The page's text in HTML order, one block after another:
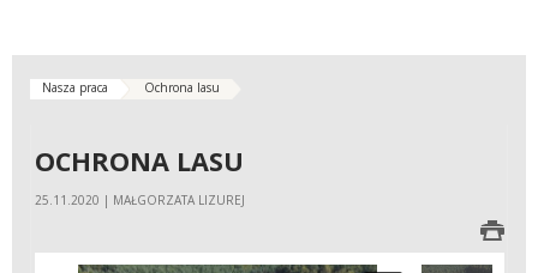
Nasza praca Ochrona lasu
OCHRONA LASU
25.11.2020 | MAŁGORZATA LIZUREJ